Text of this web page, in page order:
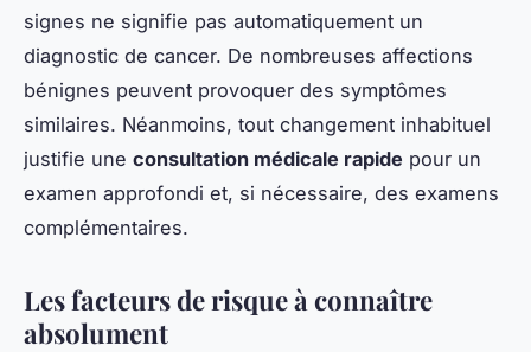
signes ne signifie pas automatiquement un
diagnostic de cancer. De nombreuses affections
bénignes peuvent provoquer des symptômes
similaires. Néanmoins, tout changement inhabituel
justifie une consultation médicale rapide pour un
examen approfondi et, si nécessaire, des examens
complémentaires.
Les facteurs de risque à connaître
absolument